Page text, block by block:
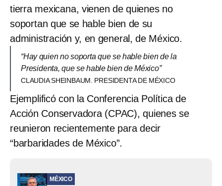
tierra mexicana, vienen de quienes no
soportan que se hable bien de su
administración y, en general, de México.
“Hay quien no soporta que se hable bien de la
Presidenta, que se hable bien de México”
CLAUDIA SHEINBAUM. PRESIDENTA DE MÉXICO
Ejemplificó con la Conferencia Política de
Acción Conservadora (CPAC), quienes se
reunieron recientemente para decir
“barbaridades de México”.
MÉXICO